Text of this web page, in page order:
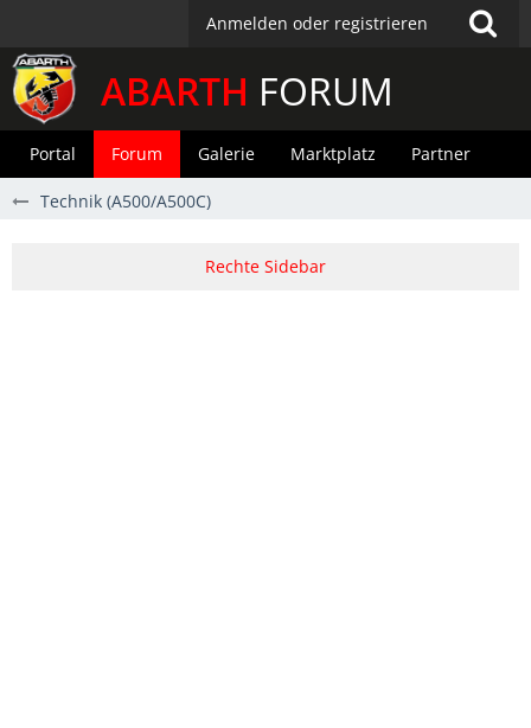
Anmelden oder registrieren
ABARTH FORUM
Portal Forum Galerie Marktplatz Partner
Technik (A500/A500C)